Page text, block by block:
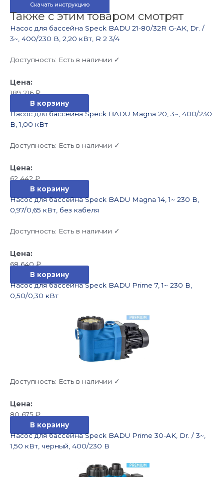
Скачать инструкцию
Также с этим товаром смотрят
Насос для бассейна Speck BADU 21-80/32R G-AK, Dr. /
3~, 400/230 В, 2,20 кВт, R 2 3/4
Доступность: Есть в наличии ✓
189 216₽
В корзину
Насос для бассейна Speck BADU Magna 20, 3~, 400/230
В, 1,00 кВт
Доступность: Есть в наличии ✓
62 442₽
В корзину
Насос для бассейна Speck BADU Magna 14, 1~ 230 В,
0,97/0,65 кВт, без кабеля
Доступность: Есть в наличии ✓
68 640₽
В корзину
Насос для бассейна Speck BADU Prime 7, 1~ 230 В,
0,50/0,30 кВт
Доступность: Есть в наличии ✓
80 675₽
В корзину
Насос для бассейна Speck BADU Prime 30-AK, Dr. / 3~,
1,50 кВт, черный, 400/230 В